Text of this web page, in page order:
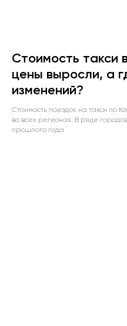
Стоимость такси
цены выросли, а
изменений?
Стоимость поездок на такси по
во всех регионах. В ряде
прошлого года